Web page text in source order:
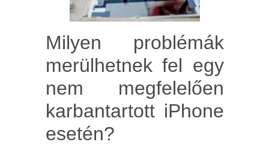
Milyen problémák
merülhetnek fel egy
nem megfelelően
karbantartott iPhone
esetén?